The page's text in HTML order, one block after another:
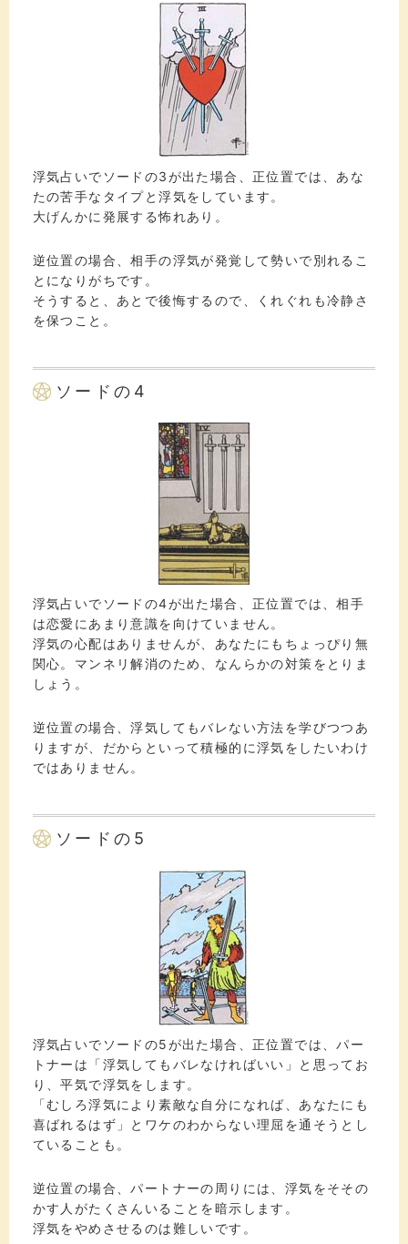
浮気占いでソードの3が出た場合、正位置では、あな
たの苦手なタイプと浮気をしています。
大げんかに発展する怖れあり。
逆位置の場合、相手の浮気が発覚して勢いで別れるこ
とになりがちです。
そうすると、あとで後悔するので、くれぐれも冷静さ
を保つこと。
ソードの4
浮気占いでソードの4が出た場合、正位置では、相手
は恋愛にあまり意識を向けていません。
浮気の心配はありませんが、あなたにもちょっぴり無
関心。マンネリ解消のため、なんらかの対策をとりま
しょう。
逆位置の場合、浮気してもバレない方法を学びつつあ
りますが、だからといって積極的に浮気をしたいわけ
ではありません。
ソードの5
浮気占いでソードの5が出た場合、正位置では、パー
トナーは「浮気してもバレなければいい」と思ってお
り、平気で浮気をします。
「むしろ浮気により素敵な自分になれば、あなたにも
喜ばれるはず」とワケのわからない理屈を通そうとし
ていることも。
逆位置の場合、パートナーの周りには、浮気をそその
かす人がたくさんいることを暗示します。
浮気をやめさせるのは難しいです。